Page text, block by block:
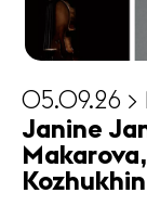
05.09.26 >
Janine